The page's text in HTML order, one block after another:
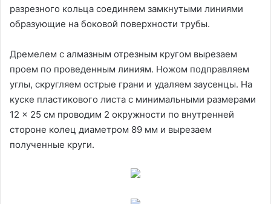
разрезного кольца соединяем замкнутыми линиями
образующие на боковой поверхности трубы.
Дремелем с алмазным отрезным кругом вырезаем
проем по проведенным линиям. Ножом подправляем
углы, скругляем острые грани и удаляем заусенцы. На
куске пластикового листа с минимальными размерами
12 × 25 см проводим 2 окружности по внутренней
стороне колец диаметром 89 мм и вырезаем
полученные круги.